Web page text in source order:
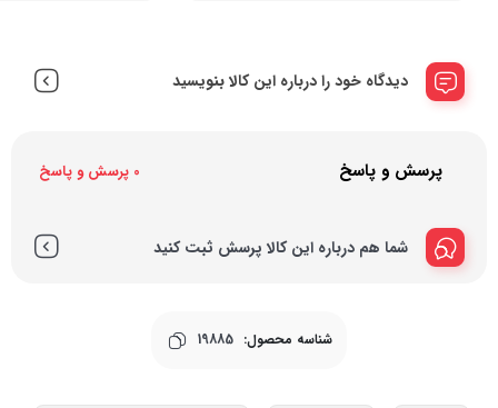
دیدگاه خود را درباره این کالا بنویسید
پرسش و پاسخ 0 پرسش و پاسخ
شما هم درباره این کالا پرسش ثبت کنید
شناسه محصول: 19885